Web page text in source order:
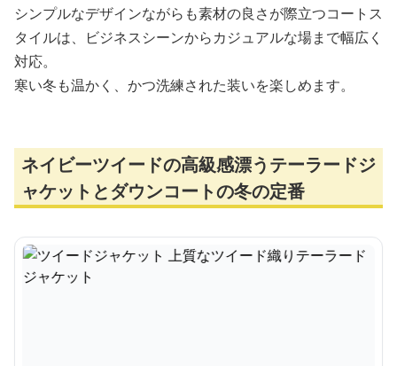
シンプルなデザインながらも素材の良さが際立つコートス
タイルは、ビジネスシーンからカジュアルな場まで幅広く
対応。
寒い冬も温かく、かつ洗練された装いを楽しめます。
ネイビーツイードの高級感漂うテーラードジ
ャケットとダウンコートの冬の定番